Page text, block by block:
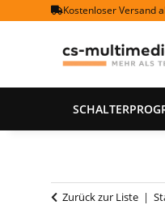
Kostenloser Versand
Zurück zur Liste